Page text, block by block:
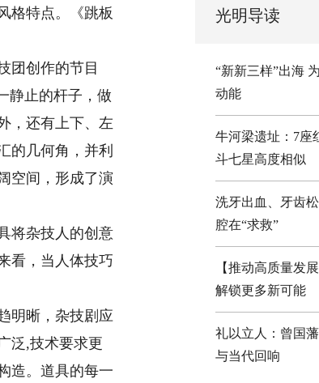
格特点。《跳板
团创作的节目
静止的杆子，做
，还有上下、左
的几何角，并利
空间，形成了演
将杂技人的创意
看，当人体技巧
明晰，杂技剧应
泛,技术要求更
造。道具的每一
光明导读
“新新三样”出海
动能
牛河梁遗址：7座
斗七星高度相似
洗牙出血、牙齿
腔在“求救”
【推动高质量发
解锁更多新可能
礼以立人：曾国
与当代回响